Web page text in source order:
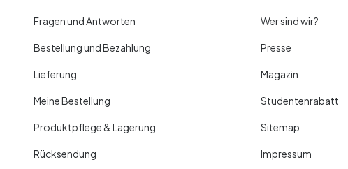
Fragen und Antworten
Bestellung und Bezahlung
Lieferung
Meine Bestellung
Produktpflege & Lagerung
Rücksendung
Wer sind wir?
Presse
Magazin
Studentenrabatt
Sitemap
Impressum